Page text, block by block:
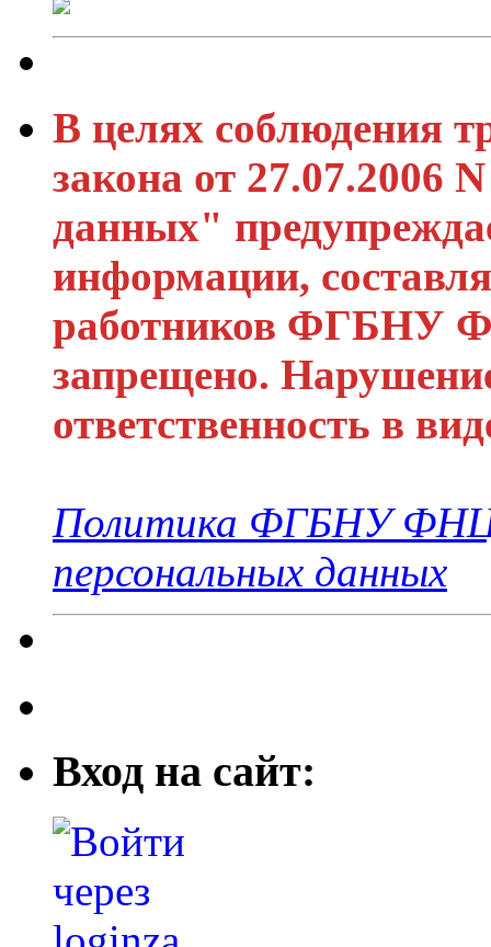
В целях соблюдения
закона от 27.07.2006
данных"
информации,
работников ФГБНУ
запрещено.
ответственность в
Политика ФГБНУ
персональных данных
Вход на сайт: